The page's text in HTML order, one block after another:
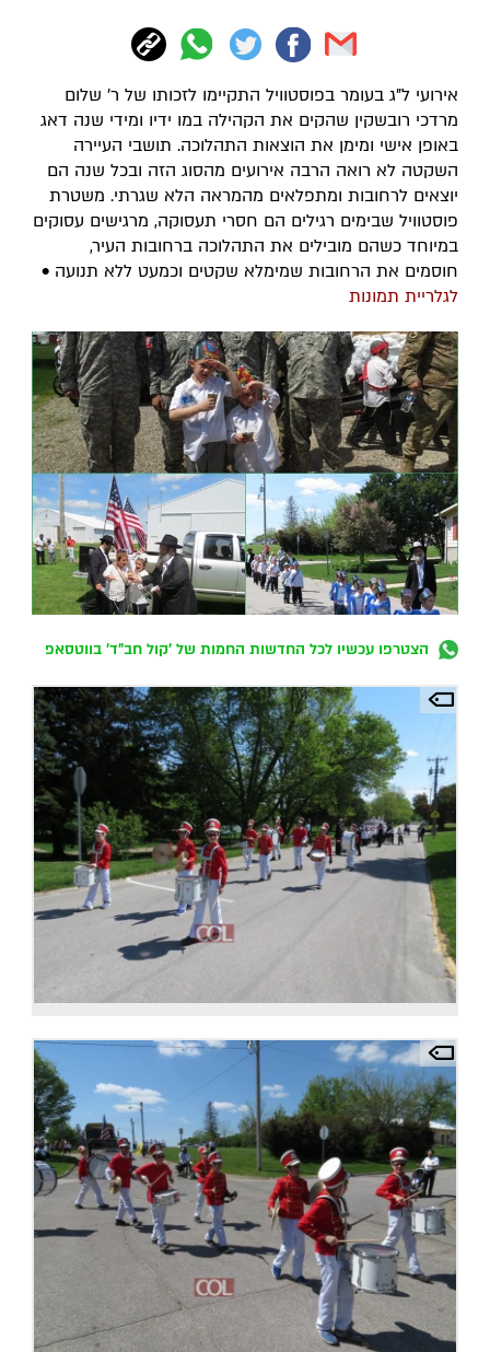
אירועי ל"ג בעומר בפוסטוויל התקיימו לזכותו של ר' שלום
מרדכי רובשקין שהקים את הקהילה במו ידיו ומידי שנה דאג
באופן אישי ומימן את הוצאות התהלוכה. תושבי העיירה
השקטה לא רואה הרבה אירועים מהסוג הזה ובכל שנה הם
יוצאים לרחובות ומתפלאים מהמראה הלא שגרתי. משטרת
פוסטוויל שבימים רגילים הם חסרי תעסוקה, מרגישים עסוקים
במיוחד כשהם מובילים את התהלוכה ברחובות העיר,
חוסמים את הרחובות שמימלא שקטים וכמעט ללא תנועה •
לגלריית תמונות
הצטרפו עכשיו לכל החדשות החמות של 'קול חב"ד' בווטסאפ